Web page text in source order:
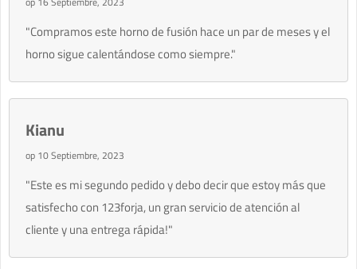
"Compramos este horno de fusión hace un par de meses y el
horno sigue calentándose como siempre."
Kianu
op 10 Septiembre, 2023
"Este es mi segundo pedido y debo decir que estoy más que
satisfecho con 123forja, un gran servicio de atención al
cliente y una entrega rápida!"